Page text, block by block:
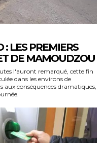
LES PREMIERS
DE MAMOUDZOU
l'auront remarqué, cette fin
dans les environs de
conséquences dramatiques,